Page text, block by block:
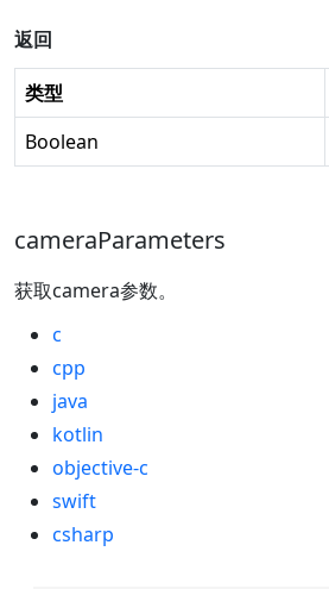
返回
类型
Boolean
cameraParameters
获取camera参数。
c
cpp
java
kotlin
objective-c
swift
csharp